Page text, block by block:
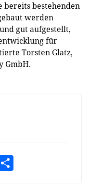
bereits bestehenden
werden
gut aufgestellt,
für
Torsten Glatz,
GmbH.